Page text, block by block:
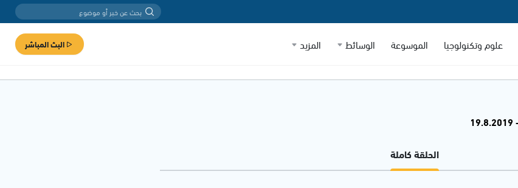
علوم وتكنولوجيا الموسوعة الوسائط المزيد البث المباشر
الحلقة كاملة